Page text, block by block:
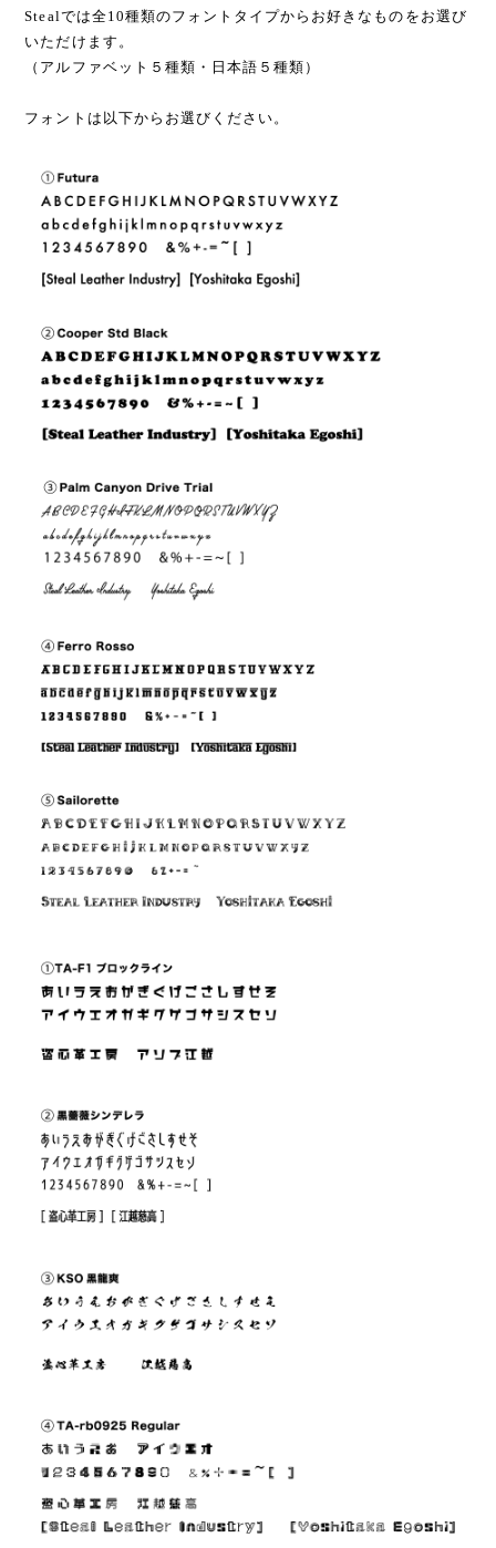
Stealでは全10種類のフォントタイプからお好きなものをお選び
いただけます。
（アルファベット５種類・日本語５種類）
フォントは以下からお選びください。